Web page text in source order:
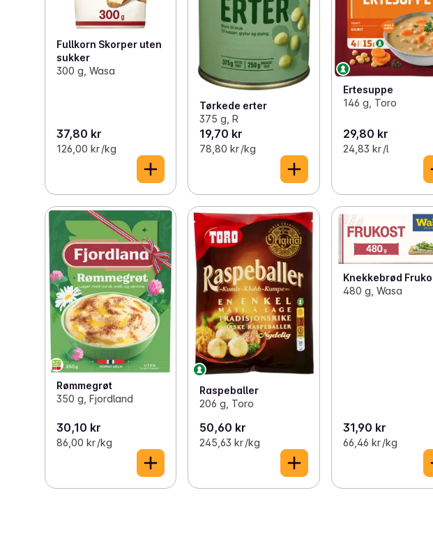
Fullkorn Skorper uten
sukker
300 g, Wasa
37,80 kr
126,00 kr /kg
Tørkede erter
375 g, R
19,70 kr
78,80 kr /kg
Ertesuppe
146 g, Toro
29,80 kr
24,83 kr /l
Rømmegrøt
350 g, Fjordland
30,10 kr
86,00 kr /kg
Raspeballer
206 g, Toro
50,60 kr
245,63 kr /kg
Knekkebrød
480 g, Wasa
31,90 kr
66,46 kr /kg